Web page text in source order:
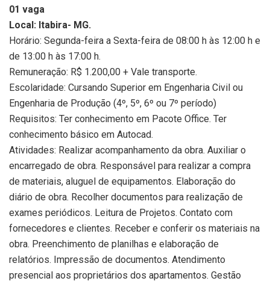
01 vaga
Local: Itabira- MG.
Horário: Segunda-feira a Sexta-feira de 08:00 h às 12:00 h e
de 13:00 h às 17:00 h.
Remuneração: R$ 1.200,00 + Vale transporte.
Escolaridade: Cursando Superior em Engenharia Civil ou
Engenharia de Produção (4º, 5º, 6º ou 7º período)
Requisitos: Ter conhecimento em Pacote Office. Ter
conhecimento básico em Autocad.
Atividades: Realizar acompanhamento da obra. Auxiliar o
encarregado de obra. Responsável para realizar a compra
de materiais, aluguel de equipamentos. Elaboração do
diário de obra. Recolher documentos para realização de
exames periódicos. Leitura de Projetos. Contato com
fornecedores e clientes. Receber e conferir os materiais na
obra. Preenchimento de planilhas e elaboração de
relatórios. Impressão de documentos. Atendimento
presencial aos proprietários dos apartamentos. Gestão